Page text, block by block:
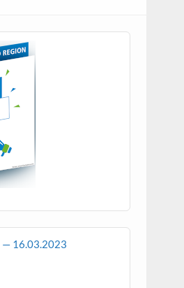
— 16.03.2023